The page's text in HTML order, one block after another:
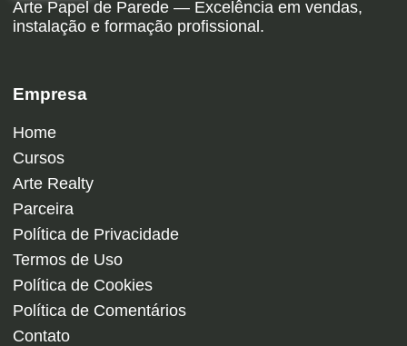
Arte Papel de Parede — Excelência em vendas,
instalação e formação profissional.
Empresa
Home
Cursos
Arte Realty
Parceira
Política de Privacidade
Termos de Uso
Política de Cookies
Política de Comentários
Contato